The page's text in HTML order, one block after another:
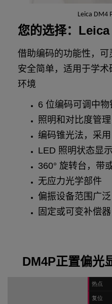
Leica DM4
您的选择：Leica
借助编码的功能性，
安全简单，适用于学
环境
6 位编码可调中物
照明和对比度管
编码锥光法，采
LED 照明状态显示
360° 旋转台，带
无应力光学部件
偏振设备范围广泛
固定或可变补偿
DM4P正置偏光